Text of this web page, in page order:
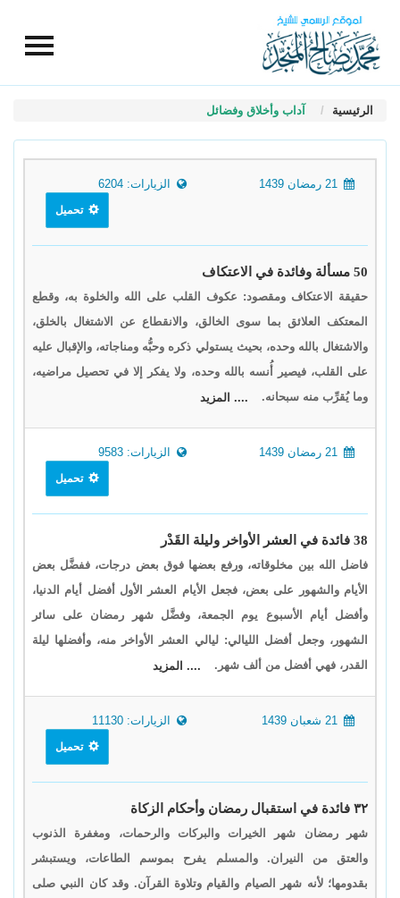
الرئيسية آداب وأخلاق وفضائل
الزيارات: 6204
تحميل
50 مسألة وفائدة في الاعتكاف
حقيقة الاعتكاف ومقصود: عكوف القلب على الله والخلوة به، وقطع
المعتكف العلائق بما سوى الخالق، والانقطاع عن الاشتغال بالخلق،
والاشتغال بالله وحده، بحيث يستولي ذكره وحبُّه ومناجاته، والإقبال عليه
على القلب، فيصير أُنسه بالله وحده، ولا يفكر إلا في تحصيل مراضيه،
وما يُقرِّب منه سبحانه.
.... المزيد
الزيارات: 9583
تحميل
38 فائدة في العشر الأواخر وليلة القَدْر
فاضل الله بين مخلوقاته، ورفع بعضها فوق بعض درجات، ففضَّل بعض
الأيام والشهور على بعض، فجعل الأيام العشر الأول أفضل أيام الدنيا،
وأفضل أيام الأسبوع يوم الجمعة، وفضَّل شهر رمضان على سائر
الشهور، وجعل أفضل الليالي: ليالي العشر الأواخر منه، وأفضلها ليلة
القدر، فهي أفضل من ألف شهر.
.... المزيد
الزيارات: 11130
تحميل
٣٢ فائدة في استقبال رمضان وأحكام الزكاة
شهر رمضان شهر الخيرات والبركات والرحمات، ومغفرة الذنوب
والعتق من النيران. والمسلم يفرح بموسم الطاعات، ويستبشر
بقدومها؛ لأنه شهر الصيام والقيام وتلاوة القرآن. وقد كان النبي صلى